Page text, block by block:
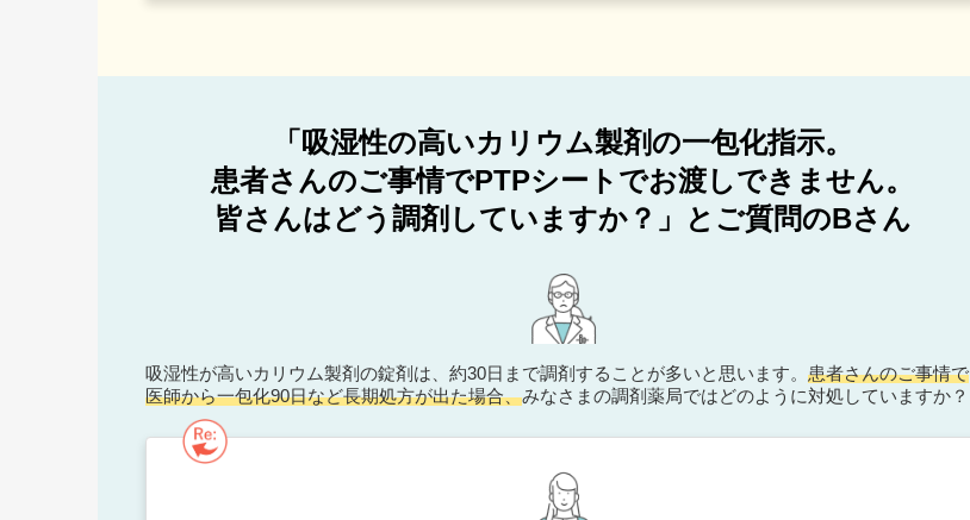
「吸湿性の高いカリウム製剤の一包化指示。
患者さんのご事情でPTPシートでお渡しできません。
皆さんはどう調剤していますか？」とご質問のBさん
吸湿性が高いカリウム製剤の錠剤は、約30日まで調剤することが多いと思います。 患者さんのご事情で
医師から一包化90日など長期処方が出た場合、みなさまの調剤薬局ではどのように対処していますか？